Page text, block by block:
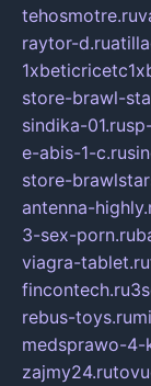
tehosmotre.ru
raytor-d.ru
store-brawl-
sindika-01.ru
e-abis-1-c.ru
store-
antenna-
3-sex-porn.ru
viagra-tablet.ru
fincontech.ru
rebus-toys.ru
medsprawo-4-
zajmy24.ru